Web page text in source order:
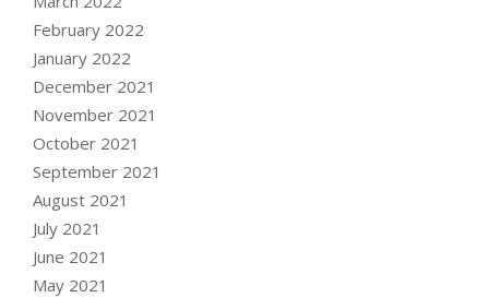
February 2022
January 2022
December 2021
November 2021
October 2021
September 2021
August 2021
July 2021
June 2021
May 2021